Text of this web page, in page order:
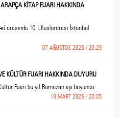
KİTAP FUARI HAKKINDA
arasında 10. Uluslararası İstanbul
07 AĞUSTOS 2025 / 20:29
KÜLTÜR FUARI HAKKINDA DUYURU
Fuarı bu yıl Ramazan ayı boyunca ...
10 MART 2025 / 20:05